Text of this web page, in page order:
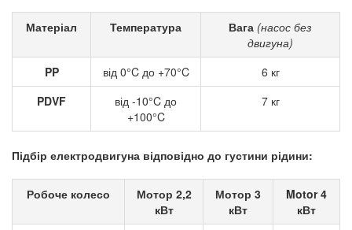
Матеріал Температура Вага (насос без
двигуна)
PP
від 0°C до +70°C
6 кг
PDVF
від -10°C до
+100°C
7 кг
Підбір електродвигуна відповідно до густини рідини:
Робоче колесо
Мотор 2,2
кВт
Мотор 3
кВт
Motor 4
кВт